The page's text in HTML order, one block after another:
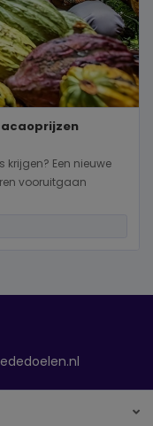
krijgen? Een nieuwe
vooruitgaan